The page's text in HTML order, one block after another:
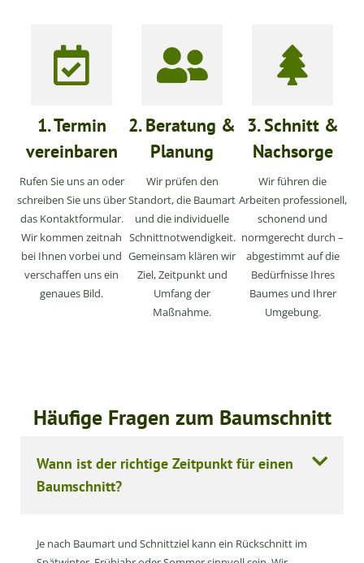
1. Termin
vereinbaren
Rufen Sie uns an oder
schreiben Sie uns über
das Kontaktformular.
Wir kommen zeitnah
bei Ihnen vorbei und
verschaffen uns ein
genaues Bild.
2. Beratung &
Planung
Wir prüfen den
Standort, die Baumart
und die individuelle
Schnittnotwendigkeit.
Gemeinsam klären wir
Ziel, Zeitpunkt und
Umfang der
Maßnahme.
3. Schnitt &
Nachsorge
Wir führen die
Arbeiten professionell,
schonend und
normgerecht durch –
abgestimmt auf die
Bedürfnisse Ihres
Baumes und Ihrer
Umgebung.
Häufige Fragen zum Baumschnitt
Wann ist der richtige Zeitpunkt für einen
Baumschnitt?
Je nach Baumart und Schnittziel kann ein Rückschnitt im